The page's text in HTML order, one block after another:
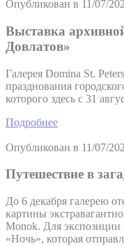
Опубликован в 11/07/
Выставка
Довлатов»
Галерея Domina St.
празднования
которого здесь с 31
Подробнее
Опубликован в 11/07/
Путешествие в
До 6 декабря галерею
картины
Monok. Для экспозиции
«Ночь», которая